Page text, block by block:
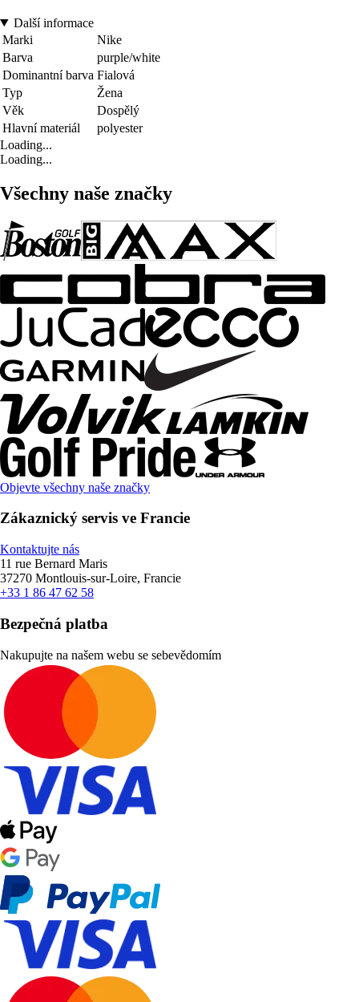
Další informace
Marki
Nike
Barva
purple/white
Dominantní barva Fialová
Typ
Žena
Věk
Dospělý
Hlavní materiál
polyester
Loading...
Loading...
Všechny naše značky
Objevte všechny naše značky
Zákaznický servis ve Francie
Kontaktujte nás
11 rue Bernard Maris
37270 Montlouis-sur-Loire, Francie
+33 1 86 47 62 58
Bezpečná platba
Nakupujte na našem webu se sebevědomím